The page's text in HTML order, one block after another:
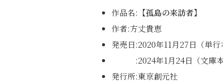
作品名: 【孤島の来訪者】
作者:方丈貴恵
発売日:2020年11月27日（単
:2024年1月24日（文庫
発行所:東京創元社